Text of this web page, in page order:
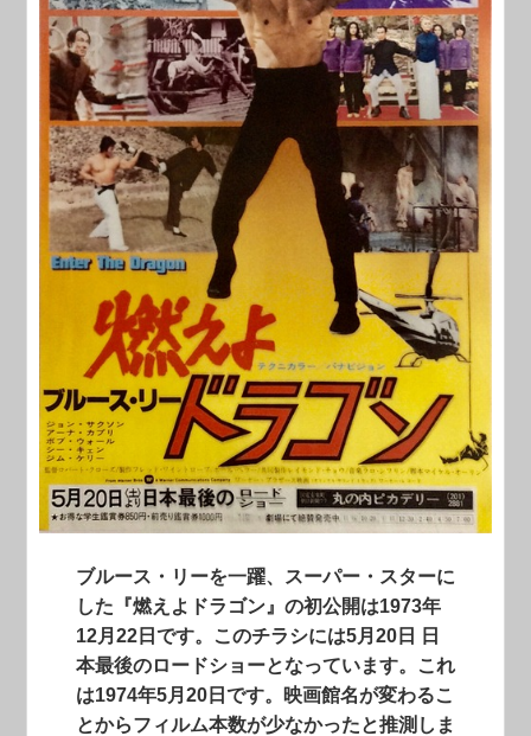
ブルース・リーを一躍、スーパー・スターに
した『燃えよドラゴン』の初公開は1973年
12月22日です。このチラシには5月20日 日
本最後のロードショーとなっています。これ
は1974年5月20日です。映画館名が変わるこ
とからフィルム本数が少なかったと推測しま